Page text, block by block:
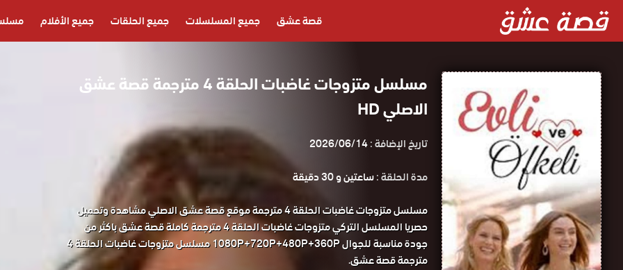
قصة عشق جميع المسلسلات جميع الحلقات جميع الأفلام
مسلسل متزوجات غاضبات الحلقة 4 مترجمة قصة عشق
الاصلي HD
تاريخ الإضافة :2026/06/14
مدة الحلقة :ساعتين و 30 دقيقة
مسلسل متزوجات غاضبات الحلقة 4 مترجمة موقع قصة عشق الاصلي مشاهدة وتحميل
حصريا المسلسل التركي متزوجات غاضبات الحلقة 4 مترجمة كاملة قصة عشق باكثر من
جودة مناسبة للجوال 1080P+720P+480P+360P مسلسل متزوجات غاضبات الحلقة 4
مترجمة قصة عشق.